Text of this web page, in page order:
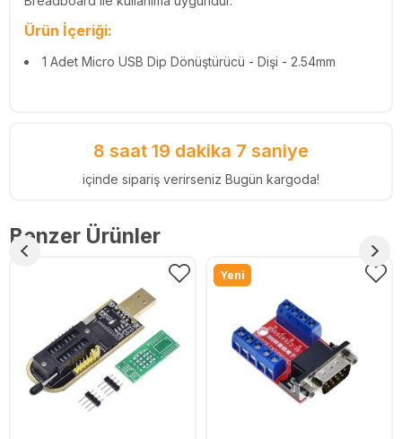
Ürün İçeriği:
1 Adet Micro USB Dip Dönüştürücü - Dişi - 2.54mm
8 saat 19 dakika 7 saniye
içinde sipariş verirseniz Bugün kargoda!
Benzer Ürünler
Yeni